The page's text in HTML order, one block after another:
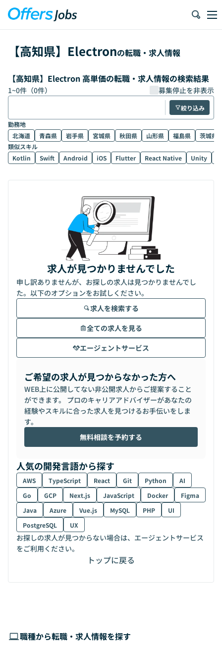
【高知県】 Electronの転職・求人情報
【高知県】Electron 高単価の転職・求人情報の検索結果
1~0件（0件） 募集停止を非表示
絞り込み
勤務地
北海道
青森県 岩手県 宮城県 秋田県 山形県 福島県
茨城県
類似スキル
Kotlin
Swift Android iOS Flutter React Native Unity
求人が見つかりませんでした
申し訳ありませんが、お探しの求人は見つかりませんでし
た。以下のオプションをお試しください。
求人を検索する
全ての求人を見る
エージェントサービス
ご希望の求人が見つからなかった方へ
WEB上に公開してない非公開求人からご提案すること
ができます。 プロのキャリアアドバイザーがあなたの
経験やスキルに合った求人を見つけるお手伝いをしま
す。
無料相談を予約する
人気の開発言語から探す
AWS TypeScript React Git Python
AI
Go
GCP Next.js JavaScript Docker
Figma
Java
Azure Vue.js MySQL PHP
UI
PostgreSQL
UX
お探しの求人が見つからない場合は、エージェントサービス
をご利用ください。
トップに戻る
職種から転職・求人情報を探す